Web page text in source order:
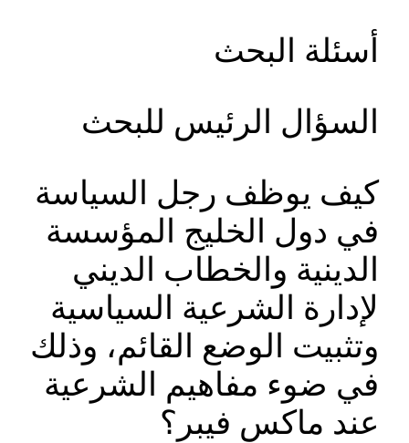
أسئلة البحث
السؤال الرئيس للبحث
كيف يوظف رجل السياسة
في دول الخليج المؤسسة
الدينية والخطاب الديني
لإدارة الشرعية السياسية
وتثبيت الوضع القائم، وذلك
في ضوء مفاهيم الشرعية
عند ماكس فيبر؟